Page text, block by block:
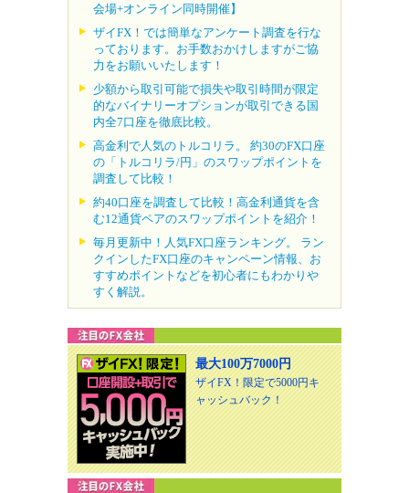
会場+オンライン同時開催】
ザイFX！では簡単なアンケート調査を行な
っております。お手数おかけしますがご協
力をお願いいたします！
少額から取引可能で損失や取引時間が限定
的なバイナリーオプションが取引できる国
内全7口座を徹底比較。
高金利で人気のトルコリラ。 約30のFX口座
の「トルコリラ/円」のスワップポイントを
調査して比較！
約40口座を調査して比較！高金利通貨を含
む12通貨ペアのスワップポイントを紹介！
毎月更新中！人気FX口座ランキング。 ラン
クインしたFX口座のキャンペーン情報、お
すすめポイントなどを初心者にもわかりや
すく解説。
最大100万7000円
ザイFX！限定で5000円キ
ャッシュバック！